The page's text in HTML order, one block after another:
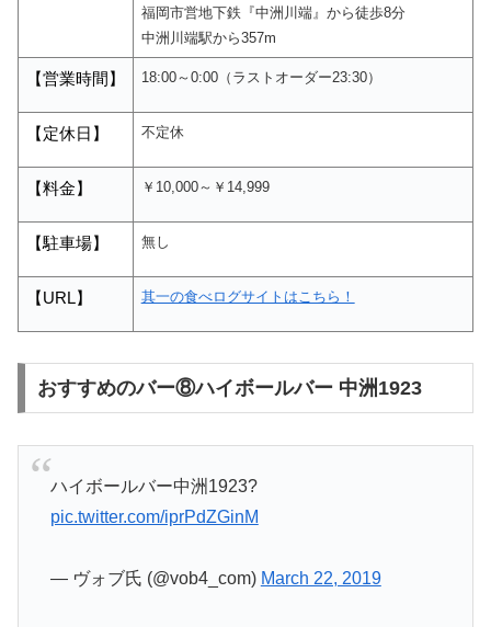
福岡市営地下鉄『中洲川端』から徒歩8分
中洲川端駅から357m
【営業時間】 18:00～0:00（ラストオーダー23:30）
【定休日】 不定休
【料金】 ￥10,000～￥14,999
【駐車場】 無し
【 URL】 其一の食べログサイトはこちら！
おすすめのバー⑧ハイボールバー 中洲1923
ハイボールバー中洲1923?
pic.twitter.com/iprPdZGinM
— ヴォブ氏 (@vob4_com) March 22, 2019